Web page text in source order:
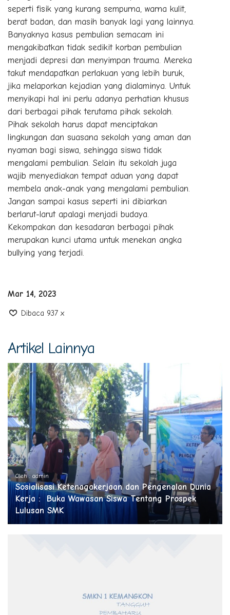
seperti fisik yang kurang sempurna, warna kulit,
berat badan, dan masih banyak lagi yang lainnya.
Banyaknya kasus pembulian semacam ini
mengakibatkan tidak sedikit korban pembulian
menjadi depresi dan menyimpan trauma. Mereka
takut mendapatkan perlakuan yang lebih buruk,
jika melaporkan kejadian yang dialaminya. Untuk
menyikapi hal ini perlu adanya perhatian khusus
dari berbagai pihak terutama pihak sekolah.
Pihak sekolah harus dapat menciptakan
lingkungan dan suasana sekolah yang aman dan
nyaman bagi siswa, sehingga siswa tidak
mengalami pembulian. Selain itu sekolah juga
wajib menyediakan tempat aduan yang dapat
membela anak-anak yang mengalami pembulian.
Jangan sampai kasus seperti ini dibiarkan
berlarut-larut apalagi menjadi budaya.
Kekompakan dan kesadaran berbagai pihak
merupakan kunci utama untuk menekan angka
bullying yang terjadi.
Mar 14, 2023
Dibaca 937 x
Artikel Lainnya
Oleh : admin
Sosialisasi Ketenagakerjaan dan Pengenalan Dunia
Kerja : Buka Wawasan Siswa Tentang Prospek
Lulusan SMK